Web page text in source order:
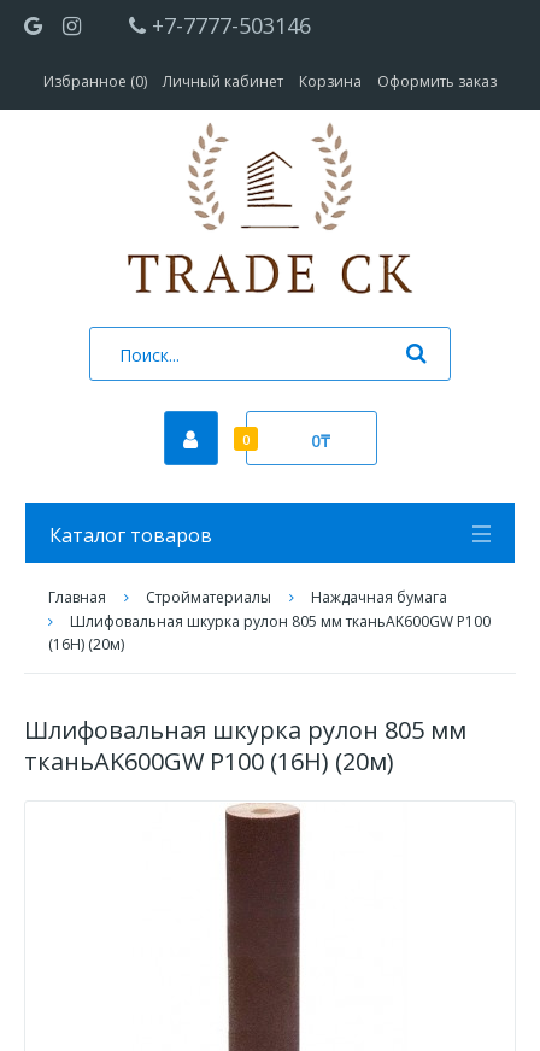
+7-7777-503146
Избранное (0) Личный кабинет Корзина Оформить заказ
0 0₸
Каталог товаров
Главная Стройматериалы
Наждачная бумага
Шлифовальная шкурка рулон 805 мм тканьAK600GW Р100
(16Н) (20м)
Шлифовальная шкурка рулон 805 мм
тканьAK600GW Р100 (16Н) (20м)